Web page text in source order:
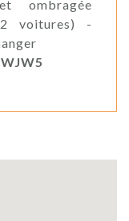
ombragée
2 voitures) -